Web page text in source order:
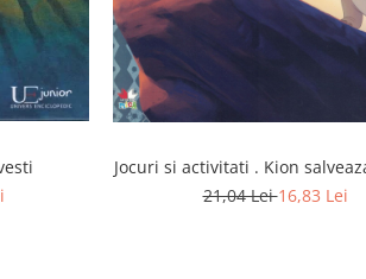
Jocuri si activitati . Kion
21,04 Lei16,83 Lei